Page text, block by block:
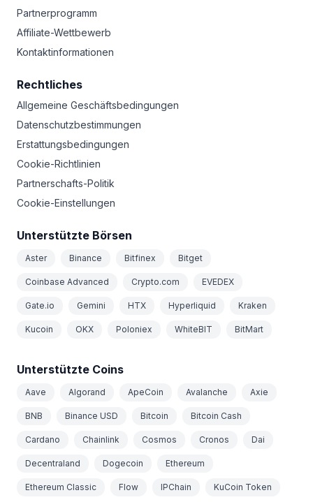
Partnerprogramm
Affiliate-Wettbewerb
Kontaktinformationen
Rechtliches
Allgemeine Geschäftsbedingungen
Datenschutzbestimmungen
Erstattungsbedingungen
Cookie-Richtlinien
Partnerschafts-Politik
Cookie-Einstellungen
Unterstützte Börsen
Aster Binance Bitfinex Bitget
Coinbase Advanced Crypto.com EVEDEX
Gate.io Gemini HTX Hyperliquid Kraken
Kucoin OKX Poloniex WhiteBIT BitMart
Unterstützte Coins
Aave Algorand ApeCoin Avalanche Axie
BNB Binance USD Bitcoin Bitcoin Cash
Cardano Chainlink Cosmos Cronos Dai
Decentraland Dogecoin Ethereum
Ethereum Classic Flow IPChain KuCoin Token